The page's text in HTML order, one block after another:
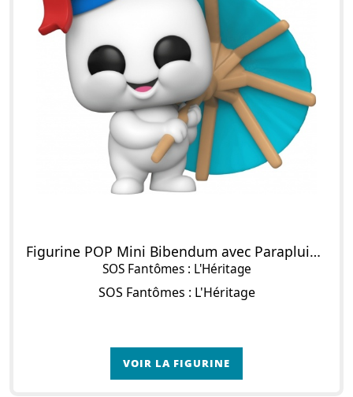
Figurine POP Mini Bibendum avec Parapluie Cocktail
SOS Fantômes : L'Héritage
SOS Fantômes : L'Héritage
VOIR LA FIGURINE